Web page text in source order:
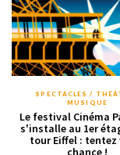
SPECTACLES /
MUSIQUE
Le festival Cinéma
s'installe au 1er
tour Eiffel : tentez
chance !